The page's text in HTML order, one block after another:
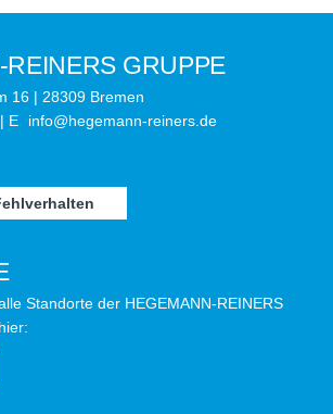
GRUPPE
16 | 28309 Bre­men
| E info@hegemann-reiners.de
Stand­orte der HEGEMANN-REINERS